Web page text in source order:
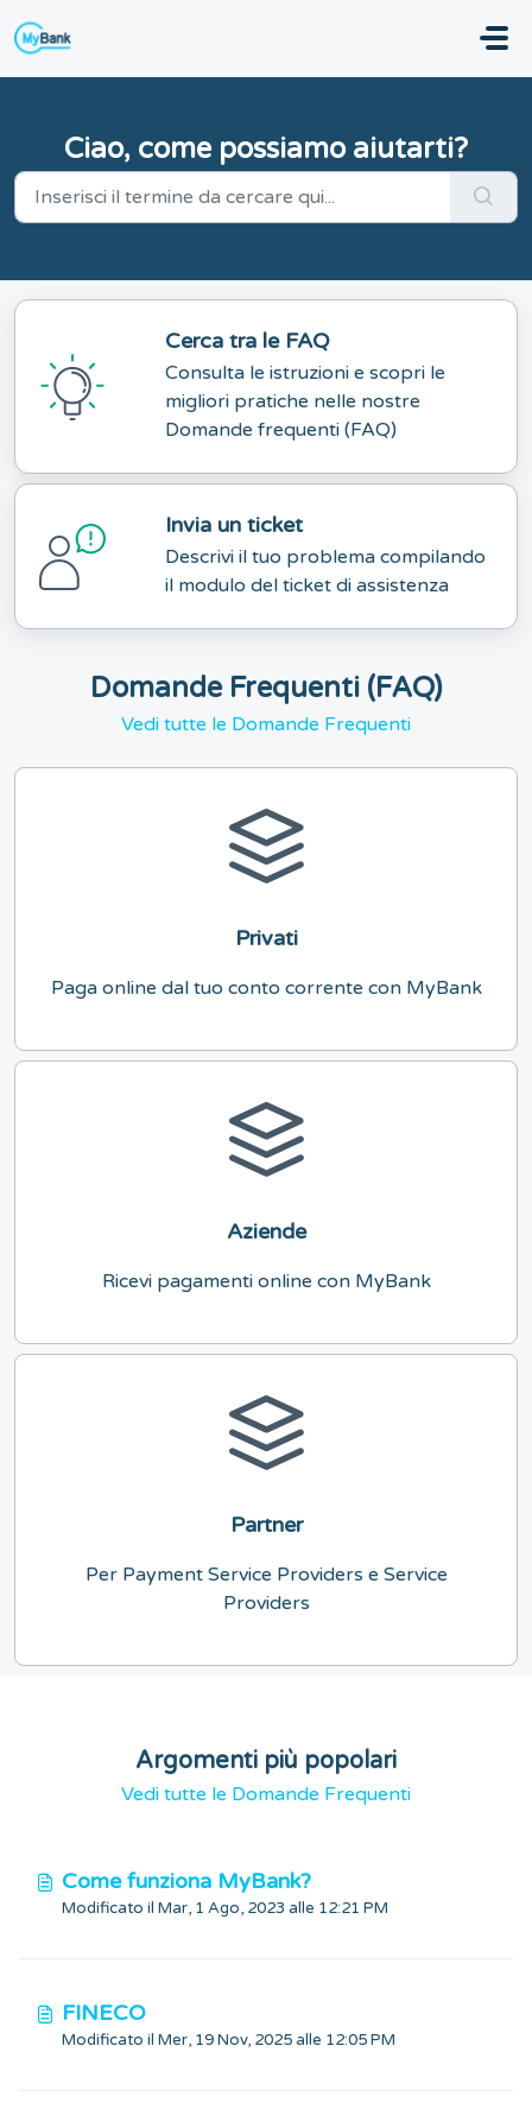
Ciao, come possiamo aiutarti?
Cerca tra le FAQ
Consulta le istruzioni e scopri le
migliori pratiche nelle nostre
Domande frequenti (FAQ)
Invia un ticket
Descrivi il tuo problema compilando
il modulo del ticket di assistenza
Domande Frequenti (FAQ)
Vedi tutte le Domande Frequenti
Privati
Paga online dal tuo conto corrente con MyBank
Aziende
Ricevi pagamenti online con MyBank
Partner
Per Payment Service Providers e Service
Providers
Argomenti più popolari
Vedi tutte le Domande Frequenti
Come funziona MyBank?
Modificato il Mar, 1 Ago, 2023 alle 12:21 PM
FINECO
Modificato il Mer, 19 Nov, 2025 alle 12:05 PM